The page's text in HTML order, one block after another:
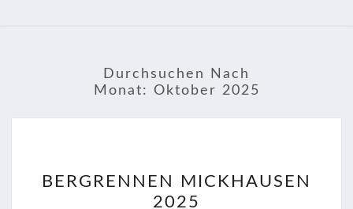
Durchsuchen Nach
Monat: Oktober 2025
MICKHAUSEN
BERGRENNEN MICKHAUSEN
2025